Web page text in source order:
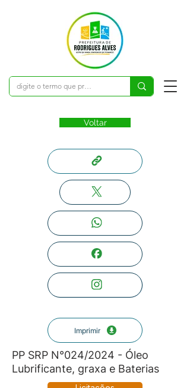
Voltar
Imprimir
PP SRP N°024/2024 - Óleo
Lubrificante, graxa e Baterias